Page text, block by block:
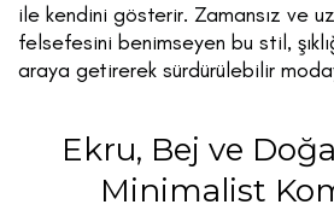
ile kendini gösterir. Zamansız ve
felsefesini benimseyen bu stil,
araya getirerek sürdürülebilir
Ekru, Bej ve
Minimalist